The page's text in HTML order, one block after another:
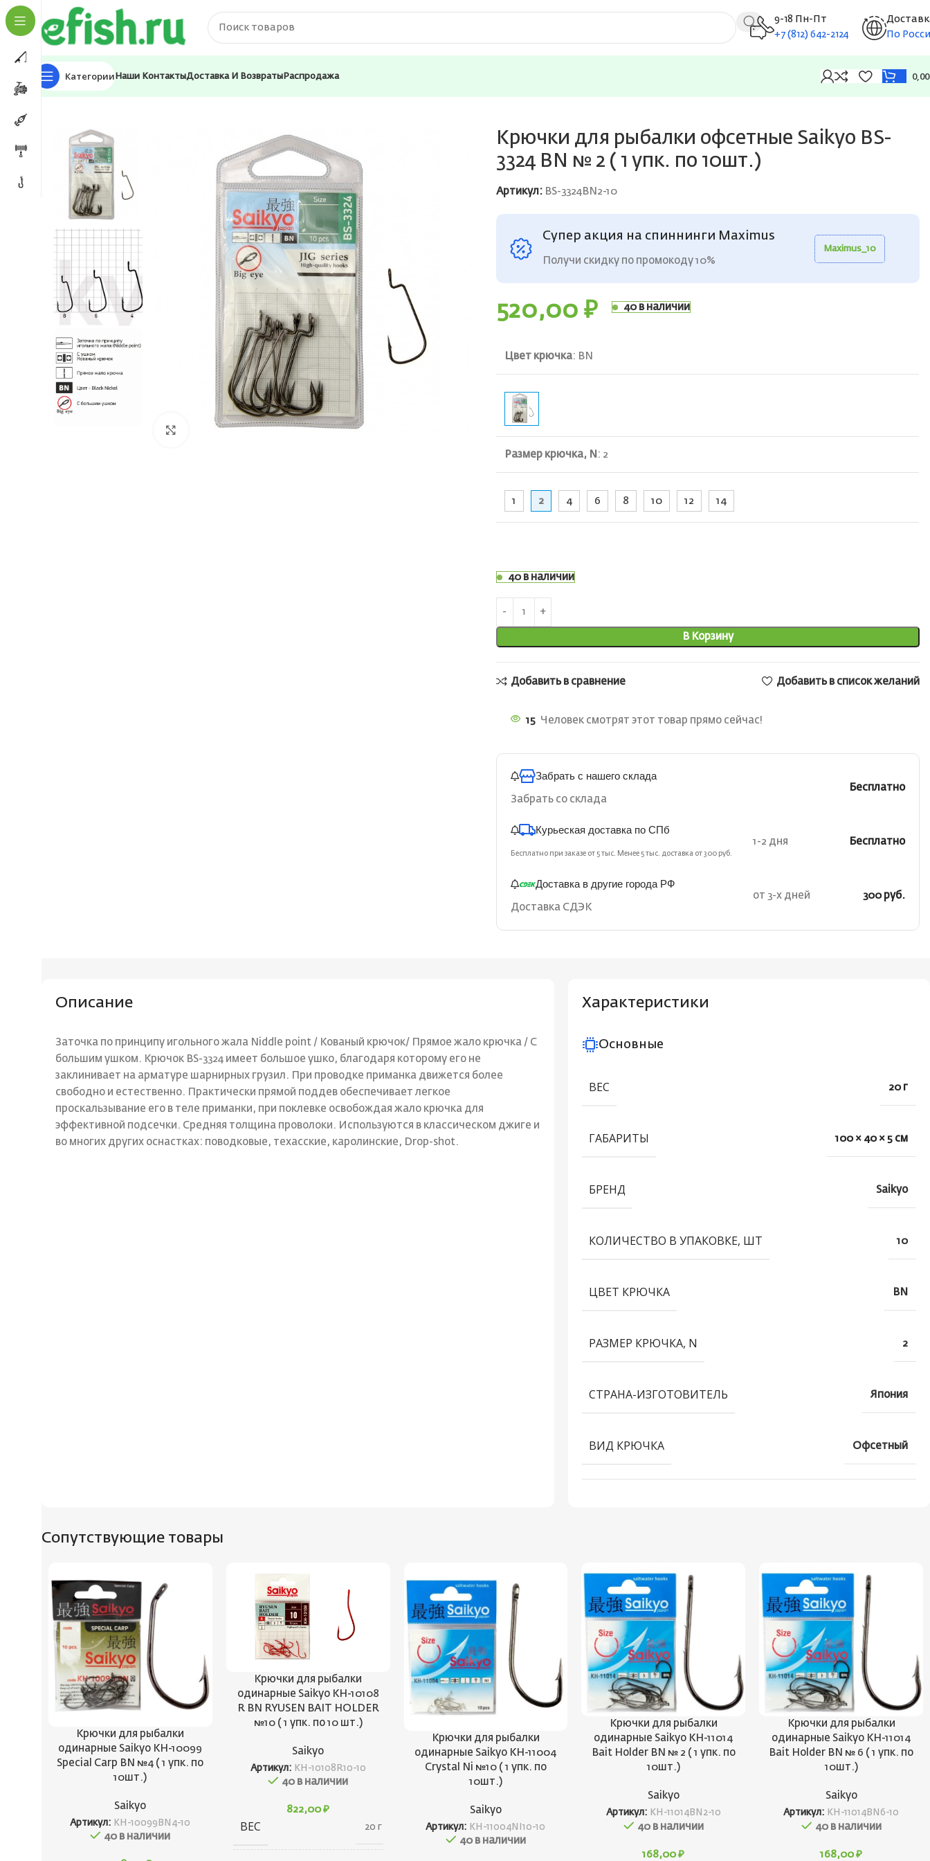
9-18 Пн-Пт
+7 (812) 642-2124
По
Категории Наши КонтактыДоставка И Возвраты Распродажа
Главная Оснастка и фурнитура
Нажмите, чтобы увеличить
Крючки для рыбалки офсетные Saikyo BS-
3324 BN № 2 ( 1 упк. по 10шт.)
Артикул: BS-3324BN2-10
Супер акция на спиннинги Maximus
Получи скидку по промокоду 10%
Maximus_10
520,00 ₽ 40 в наличии
Цвет крючка: BN
Размер крючка, N : 2
1 2 4 6 8 10 12 14
40 в наличии
В Корзину
Добавить в сравнение Добавить в список желаний
15 Человек смотрят этот товар прямо сейчас!
Забрать с нашего склада
Забрать со склада
Бесплатно
Курьеская доставка по СПб
Бесплатно при заказе от 5 тыс. Менее 5 тыс. доставка от 300 руб.
1-2 дня Бесплатно
Доставка в другие города РФ
Доставка СДЭК
от 3-х дней 300 руб.
Описание
Заточка по принципу игольного жала Niddle point / Кованый крючок/ Прямое жало крючка / С
большим ушком. Крючок BS-3324 имеет большое ушко, благодаря которому его не
заклинивает на арматуре шарнирных грузил. При проводке приманка движется более
свободно и естественно. Практически прямой поддев обеспечивает легкое
проскальзывание его в теле приманки, при поклевке освобождая жало крючка для
эффективной подсечки. Средняя толщина проволоки. Используются в классическом джиге и
во многих других оснастках: поводковые, техасские, каролинские, Drop-shot.
Характеристики
Основные
ВЕС 20 г
ГАБАРИТЫ 100 × 40 × 5 см
БРЕНД Saikyo
КОЛИЧЕСТВО В УПАКОВКЕ, ШТ 10
ЦВЕТ КРЮЧКА BN
РАЗМЕР КРЮЧКА, N 2
СТРАНА-ИЗГОТОВИТЕЛЬ Япония
ВИД КРЮЧКА Офсетный
Сопутствующие товары
Крючки для рыбалки
одинарные Saikyo KH-10099
Special Carp BN №4 ( 1 упк. по
10шт.)
Saikyo
Артикул: KH-10099BN4-10
40 в наличии
Крючки для рыбалки
одинарные Saikyo KH-10108
R BN RYUSEN BAIT HOLDER
№10 ( 1 упк. по 10 шт.)
Saikyo
Артикул: KH-10108R10-10
40 в наличии
822,00₽
ВЕС 20 г
Крючки для рыбалки
одинарные Saikyo KH-11004
Crystal Ni №10 ( 1 упк. по
10шт.)
Saikyo
Артикул: KH-11004NI10-10
40 в наличии
Крючки для рыбалки
одинарные Saikyo KH-11014
Bait Holder BN № 2 ( 1 упк. по
10шт.)
Saikyo
Артикул: KH-11014BN2-10
40 в наличии
168,00₽
Крючки для рыбалки
одинарные Saikyo KH-11014
Bait Holder BN № 6 ( 1 упк. по
10шт.)
Saikyo
Артикул: KH-11014BN6-10
40 в наличии
168,00₽